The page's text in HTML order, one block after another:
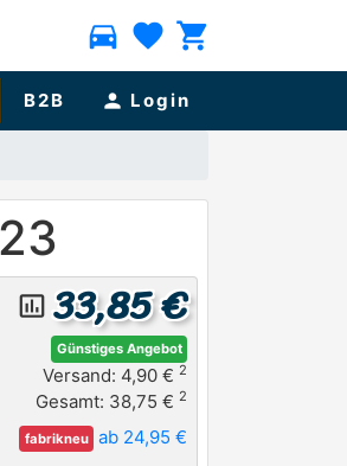
directions_car favorite shopping_cart
B2B person Login
insert_chart_outlined 33,85 €
Günstiges Angebot
Versand: 4,90 € 2
Gesamt: 38,75 € 2
fabrikneu ab 24,95 €